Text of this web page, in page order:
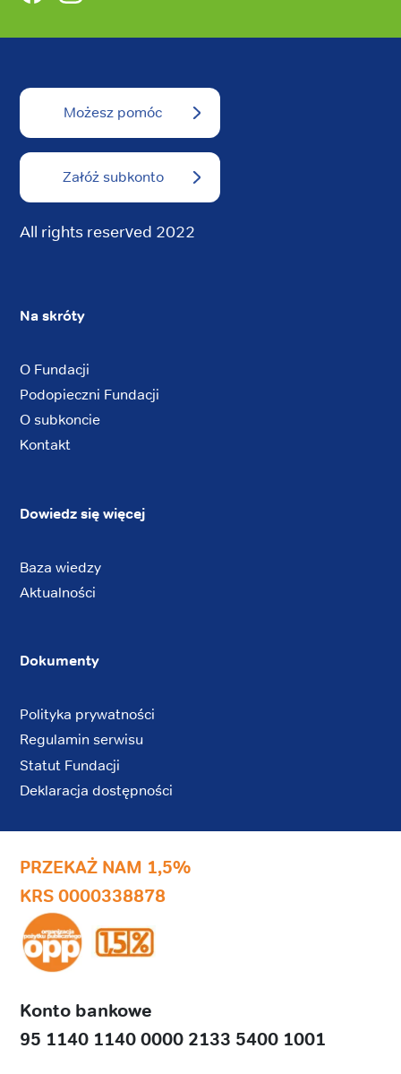
Możesz pomóc
Załóż subkonto
All rights reserved 2022
Na skróty
O Fundacji
Podopieczni Fundacji
O subkoncie
Kontakt
Dowiedz się więcej
Baza wiedzy
Aktualności
Dokumenty
Polityka prywatności
Regulamin serwisu
Statut Fundacji
Deklaracja dostępności
PRZEKAŻ NAM 1,5%
KRS 0000338878
Konto bankowe
95 1140 1140 0000 2133 5400 1001